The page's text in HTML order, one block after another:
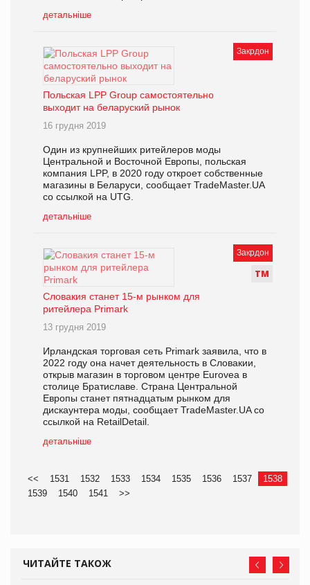
детальніше
Закрдон
Польская LPP Group самостоятельно
выходит на беларуский рынок
16 грудня 2019
Один из крупнейших ритейлеров моды
Центральной и Восточной Европы, польская
компания LPP, в 2020 году откроет собственные
магазины в Беларуси, сообщает TradeMaster.UA
со ссылкой на UTG.
детальніше
Закрдон
ТМ
Словакия станет 15-м рынком для
ритейлера Primark
13 грудня 2019
Ирландская торговая сеть Primark заявила, что в
2022 году она начет деятельность в Словакии,
открыв магазин в торговом центре Eurovea в
столице Братиславе. Страна Центральной
Европы станет пятнадцатым рынком для
дискаунтера моды, сообщает TradeMaster.UA со
ссылкой на RetailDetail.
детальніше
<< 1531 1532 1533 1534 1535 1536 1537
1538
1539
1540 1541 >>
ЧИТАЙТЕ ТАКОЖ